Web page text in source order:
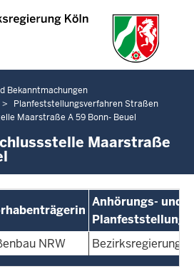
zum Inhalt
HAUPTMENÜ
Bekanntmachungen
Planfeststellungsverfahren Straßen
Maarstraße A 59 Bonn- Beuel
Maarstraße
Anhörungs- und
NRW
Bezirksregierung